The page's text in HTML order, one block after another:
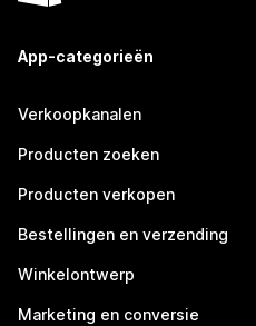
App-categorieën
Verkoopkanalen
Producten zoeken
Producten verkopen
Bestellingen en verzending
Winkelontwerp
Marketing en conversie